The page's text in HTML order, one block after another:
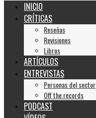
INICIO
CRÍTICAS
Reseñas
Revisiones
Libros
ARTÍCULOS
ENTREVISTAS
Personas del sector
Off the records
PODCAST